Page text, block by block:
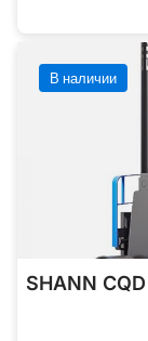
В наличии
SHANN